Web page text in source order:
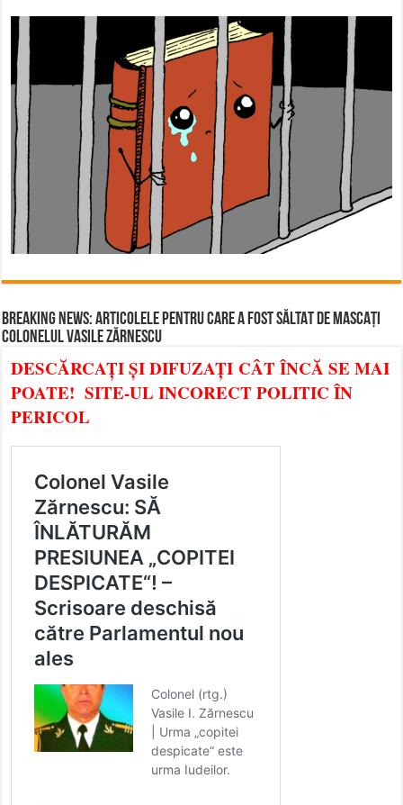
BREAKING NEWS: ARTICOLELE PENTRU CARE A FOST SĂLTAT DE MASCAȚI
COLONELUL VASILE ZĂRNESCU
DESCĂRCAȚI ȘI DIFUZAȚI CÂT ÎNCĂ SE MAI
POATE! SITE-UL INCORECT POLITIC ÎN
PERICOL